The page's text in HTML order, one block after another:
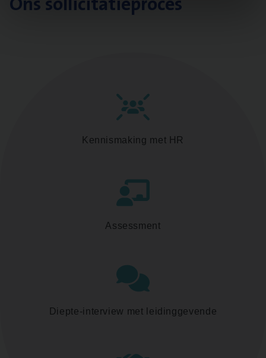
Kennismaking met HR
Assessment
Diepte-interview met leidinggevende